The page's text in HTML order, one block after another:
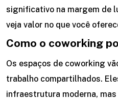
significativo na margem de
veja valor no que você
Como o coworking
Os espaços de coworking
trabalho compartilhados.
infraestrutura moderna,